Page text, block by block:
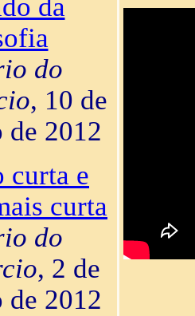
da
do
, 10 de
de 2012
e
curta
do
, 2 de
de 2012